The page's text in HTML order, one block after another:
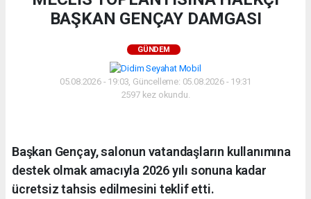
BAŞKAN GENÇAY DAMGASI
GÜNDEM
05.08.2026 - 19:03, Güncelleme: 05.08.2026 - 19:31
2597 kez okundu.
Başkan Gençay, salonun vatandaşların kullanımına
destek olmak amacıyla 2026 yılı sonuna kadar
ücretsiz tahsis edilmesini teklif etti.